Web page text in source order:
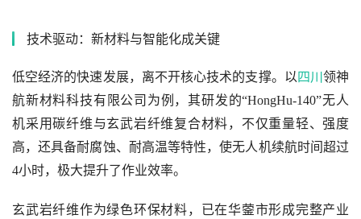
技术驱动：新材料与智能化成关键
低空经济的快速发展，离不开核心技术的支撑。以 四川 领神
航新材料科技有限公司为例，其研发的“HongHu-140”无人
机采用碳纤维与玄武岩纤维复合材料，不仅重量轻、强度
高，还具备耐腐蚀、耐高温等特性，使无人机续航时间超过
4小时，极大提升了作业效率。
玄武岩纤维作为绿色环保材料，已在华蓥市形成完整产业